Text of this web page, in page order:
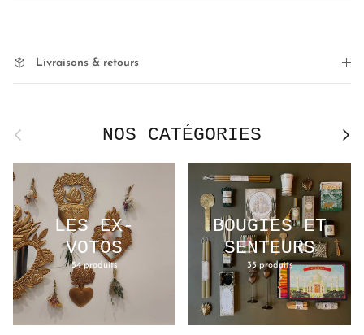
Livraisons & retours
Précédent NOS CATÉGORIES
LES EX-
VOTOS
54 produits
BOUGIES ET
SENTEURS
35 produits